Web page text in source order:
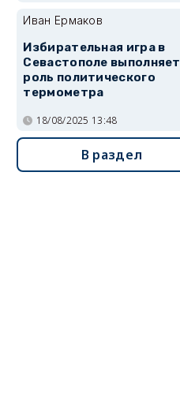
Иван Ермаков
Избирательная игра в
Севастополе выполняет
роль политического
термометра
18/08/2025 13:48
В раздел